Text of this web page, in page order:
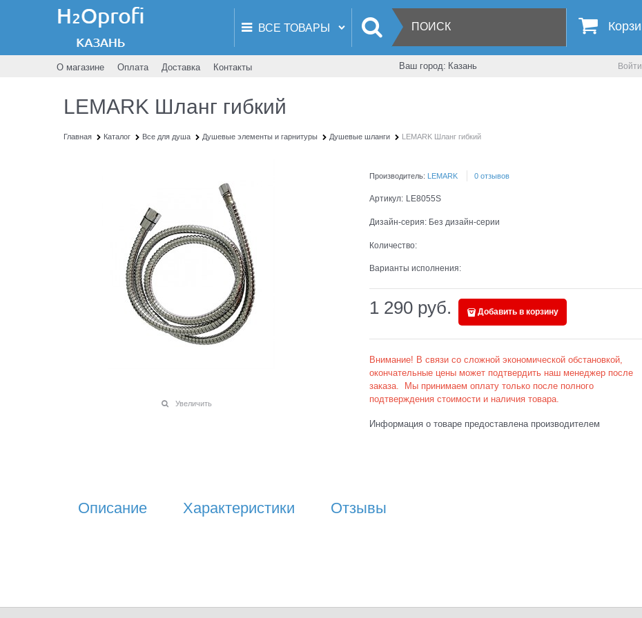
О магазине Оплата Доставка Контакты Ваш город: Казань Войти
LEMARK Шланг гибкий
Главная Каталог Все для душа Душевые элементы и гарнитуры Душевые шланги LEMARK Шланг гибкий
Увеличить
Производитель: LEMARK 0 отзывов
Артикул: LE8055S
Дизайн-серия: Без дизайн-серии
Количество:
Варианты исполнения:
1 290 руб. Добавить в корзину
Внимание! В связи со сложной экономической обстановкой,
окончательные цены может подтвердить наш менеджер после
заказа. Мы принимаем оплату только после полного
подтверждения стоимости и наличия товара.
Информация о товаре предоставлена производителем
Описание Характеристики Отзывы